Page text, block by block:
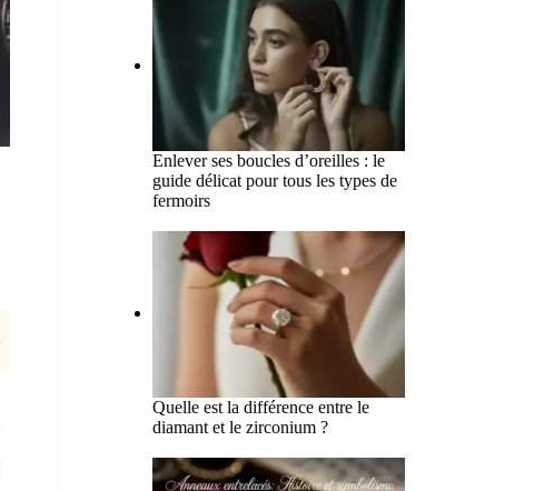
Enlever ses boucles d’oreilles : le
guide délicat pour tous les types de
fermoirs
Quelle est la différence entre le
diamant et le zirconium ?